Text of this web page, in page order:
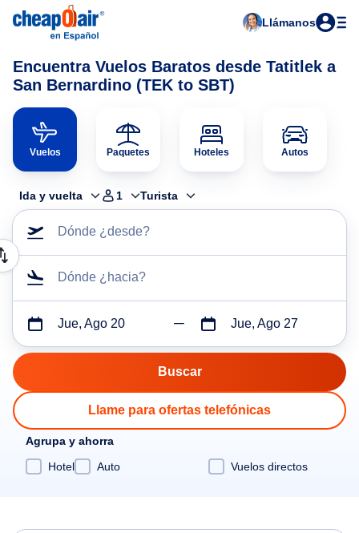
Llámanos
Encuentra Vuelos Baratos desde Tatitlek a
San Bernardino (TEK to SBT)
Vuelos Paquetes Hoteles Autos
Ida y vuelta 1 Turista
Dónde ¿desde?
Dónde ¿hacia?
Jue, Ago 20 Jue, Ago 27
Llame para ofertas telefónicas
Agrupa y ahorra
Hotel
Auto Vuelos directos